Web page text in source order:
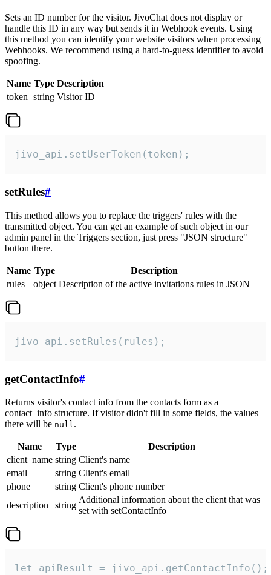
Sets an ID number for the visitor. JivoChat does not display or
handle this ID in any way but sends it in Webhook events. Using
this method you can identify your website visitors when processing
Webhooks. We recommend using a hard-to-guess identifier to avoid
spoofing.
Name Type Description
token string Visitor ID
jivo_api.setUserToken(token);
setRules#
This method allows you to replace the triggers' rules with the
transmitted object. You can get an example of such object in our
admin panel in the Triggers section, just press "JSON structure"
button there.
Name Type
Description
rules
object Description of the active invitations rules in JSON
jivo_api.setRules(rules);
getContactInfo#
Returns visitor's contact info from the contacts form as a
contact_info structure. If visitor didn't fill in some fields, the values
there will be null.
Name Type
Description
client_name string Client's name
email
string Client's email
phone
string Client's phone number
description
string
Additional information about the client that was
set with setContactInfo
let apiResult = jivo_api.getContactInfo();